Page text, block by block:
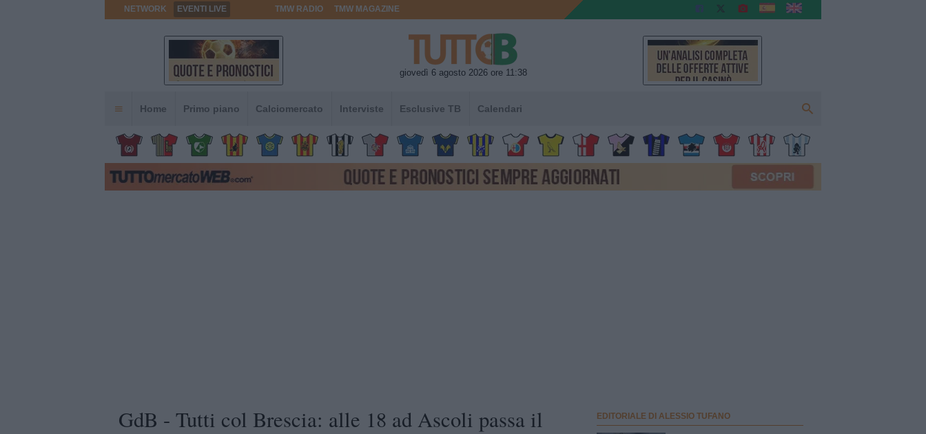
NETWORK EVENTI LIVE TMW RADIO TMW MAGAZINE
giovedì 6 agosto 2026 ore 11:38
Home Primo piano Calciomercato Interviste Esclusive TB Calendari
GdB - Tutti col Brescia: alle 18 ad Ascoli passa il
EDITORIALE DI ALESSIO TUFANO